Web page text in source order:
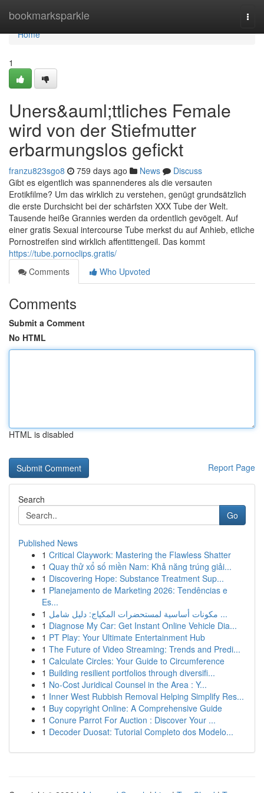
bookmarksparkle
Home
Home
1
Uners&auml;ttliches Female
wird von der Stiefmutter
erbarmungslos gefickt
franzu823sgo8 759 days ago News
Discuss
Gibt es eigentlich was spannenderes als die versauten
Erotikfilme? Um das wirklich zu verstehen, genügt grundsätzlich
die erste Durchsicht bei der schärfsten XXX Tube der Welt.
Tausende heiße Grannies werden da ordentlich gevögelt. Auf
einer gratis Sexual intercourse Tube merkst du auf Anhieb, etliche
Pornostreifen sind wirklich affentittengeil. Das kommt
https://tube.pornoclips.gratis/
Comments
Who Upvoted
Comments
Submit a Comment
No HTML
HTML is disabled
Report Page
Search
Go
Published News
1 Critical Claywork: Mastering the Flawless Shatter
1 Quay thử xổ số miền Nam: Khả năng trúng giải...
1 Discovering Hope: Substance Treatment Sup...
1 Planejamento de Marketing 2026: Tendências e
Es...
1
مكونات أساسية لمستحضرات المكياج: دليل شامل ...
1 Diagnose My Car: Get Instant Online Vehicle Dia...
1 PT Play: Your Ultimate Entertainment Hub
1 The Future of Video Streaming: Trends and Predi...
1 Calculate Circles: Your Guide to Circumference
1 Building resilient portfolios through diversifi...
1 No-Cost Juridical Counsel in the Area : Y...
1 Inner West Rubbish Removal Helping Simplify Res...
1 Buy copyright Online: A Comprehensive Guide
1 Conure Parrot For Auction : Discover Your ...
1 Decoder Duosat: Tutorial Completo dos Modelo...